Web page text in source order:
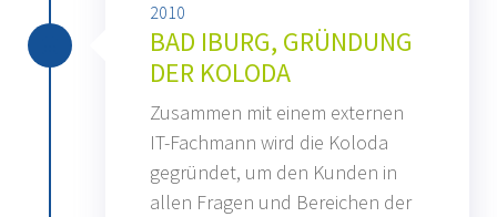
2010
BAD IBURG, GRÜNDUNG
DER KOLODA
Zusammen mit einem externen
IT-Fachmann wird die Koloda
gegründet, um den Kunden in
allen Fragen und Bereichen der